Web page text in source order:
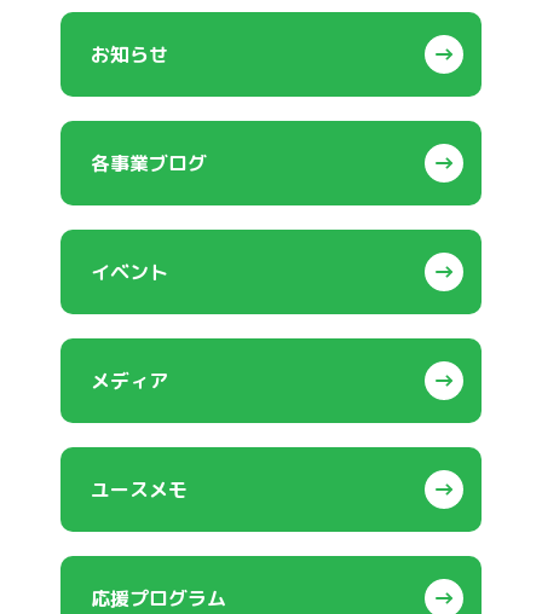
お知らせ
各事業ブログ
イベント
メディア
ユースメモ
応援プログラム